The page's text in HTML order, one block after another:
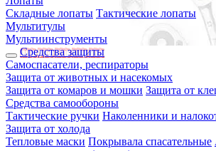
Складные лопаты Тактические лопаты
Мультитулы
Мультиинструменты
Средства защиты
Самоспасатели, респираторы
Защита от животных и насекомых
Защита от комаров и мошки Защита от
Средства самообороны
Тактические ручки Наколенники и
Защита от холода
Тепловые маски Покрывала спасательные